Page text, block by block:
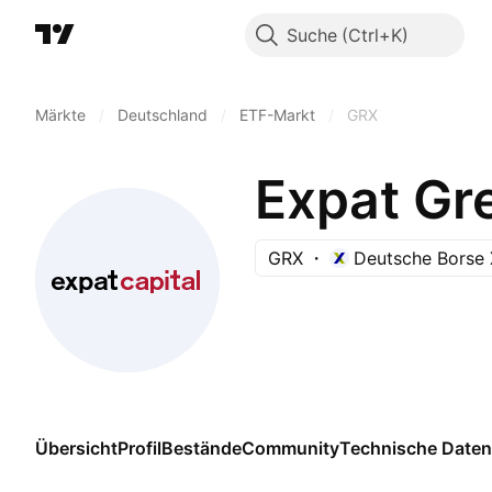
Suche
Märkte Deutschland ETF-Markt GRX
Expat
GRX Deutsche Borse
ÜbersichtProfilBeständeCommunityTechnische Daten